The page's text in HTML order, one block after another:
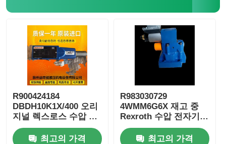
R900424184
DBDH10K1X/400 오리
지널 렉스로스 수압 밸
브 수압 펌프 전체 시리
즈
최고의 가격
R983030729
4WMM6G6X 재고 중
Rexroth 수압 전자기
밸브 수압 오일 펌프
최고의 가격